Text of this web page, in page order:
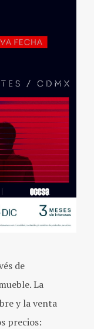
de
La
y la venta
precios: